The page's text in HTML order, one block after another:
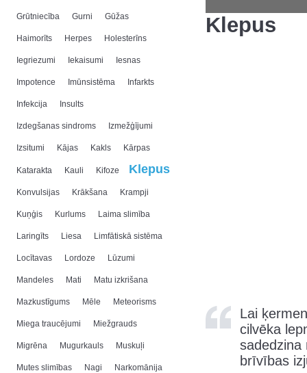
Grūtniecība Gurni Gūžas
Haimorīts Herpes Holesterīns
Iegriezumi Iekaisumi Iesnas
Impotence Imūnsistēma Infarkts
Infekcija Insults
Izdegšanas sindroms Izmežģījumi
Izsitumi Kājas Kakls Kārpas
Katarakta Kauli Kifoze Klepus
Konvulsijas Krākšana Krampji
Kuņģis Kurlums Laima slimība
Laringīts Liesa Limfātiskā sistēma
Locītavas Lordoze Lūzumi
Mandeles Mati Matu izkrišana
Mazkustīgums Mēle Meteorisms
Miega traucējumi Miežgrauds
Migrēna Mugurkauls Muskuļi
Mutes slimības Nagi Narkomānija
Klepus
Lai
cilvēka
sadedzina
brīvības